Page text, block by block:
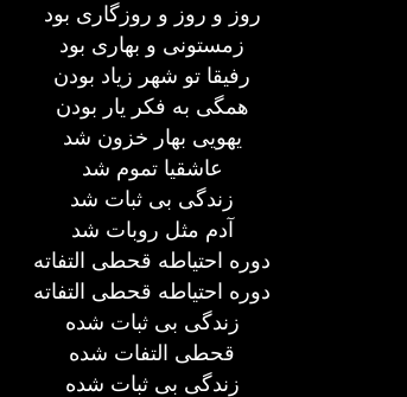
روز و روز و روزگاری بود
زمستونی و بهاری بود
رفیقا تو شهر زیاد بودن
همگی به فکر یار بودن
یهویی بهار خزون شد
عاشقیا تموم شد
زندگی بی ثبات شد
آدم مثل روبات شد
دوره احتیاطه قحطی التفاته
دوره احتیاطه قحطی التفاته
زندگی بی ثبات شده
قحطی التفات شده
زندگی بی ثبات شده